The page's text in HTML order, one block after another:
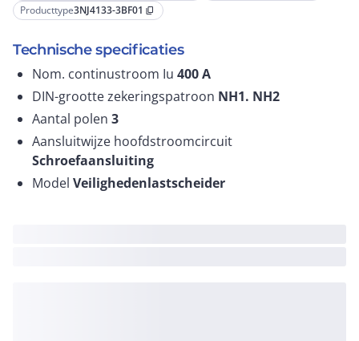
Producttype3NJ4133-3BF01 content_copy
Technische specificaties
Nom. continustroom Iu 400A
DIN-grootte zekeringspatroon NH1. NH2
Aantal polen 3
Aansluitwijze hoofdstroomcircuit
Schroefaansluiting
Model Veilighedenlastscheider